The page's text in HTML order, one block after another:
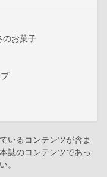
のお菓子
いるコンテンツが含ま
誌のコンテンツであっ
。